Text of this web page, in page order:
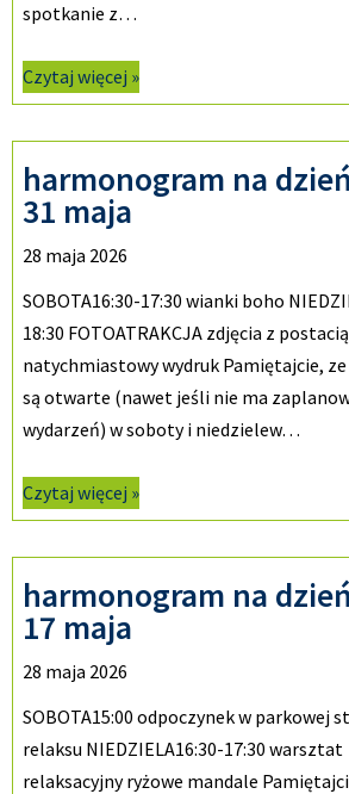
spotkanie z…
Czytaj więcej »
harmonogram na
31 maja
28 maja 2026
SOBOTA16:30-17:30 wianki boho
18:30 FOTOATRAKCJA zdjęcia z
natychmiastowy wydruk Pamiętajcie,
są otwarte (nawet jeśli nie ma
wydarzeń) w soboty i niedzielew…
Czytaj więcej »
harmonogram na
17 maja
28 maja 2026
SOBOTA15:00 odpoczynek w parkowej
relaksu NIEDZIELA16:30-17:30 warsztat
relaksacyjny ryżowe mandale